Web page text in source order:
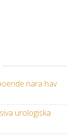
nära hav
urologiska